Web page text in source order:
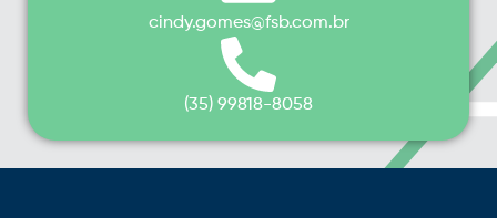
cindy.gomes@fsb.com.br
(35) 99818-8058